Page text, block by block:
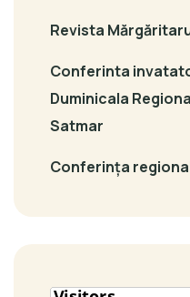
Revista
Conferinta
Duminicala
Satmar
Conferința